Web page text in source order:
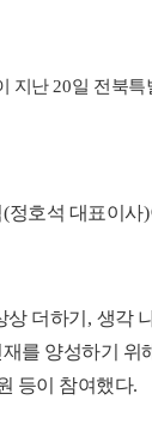
지난20일 전북특
(정호석 대표이사)
상 더하기 , 생각
를 양성하기 위
등이 참여했다.